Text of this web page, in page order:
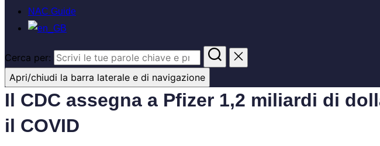
NAC Guide
Cerca per:
Apri/chiudi la barra laterale e di navigazione
Il CDC assegna a Pfizer 1,2 miliardi di
il COVID